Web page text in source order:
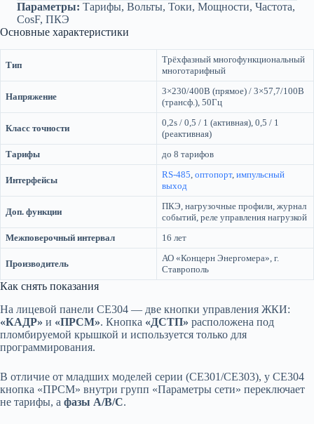
Параметры: Тарифы, Вольты, Токи, Мощности, Частота,
CosF, ПКЭ
Основные характеристики
Тип
Трёхфазный многофункциональный
многотарифный
Напряжение
3×230/400В (прямое) / 3×57,7/100В
(трансф.), 50Гц
Класс точности
0,2s / 0,5 / 1 (активная), 0,5 / 1
(реактивная)
Тарифы
до 8 тарифов
Интерфейсы
RS-485 оптопорт, импульсный
выход
Доп. функции
ПКЭ, нагрузочные профили, журнал
событий, реле управления нагрузкой
Межповерочный интервал
16 лет
Производитель
АО «Концерн Энергомера», г.
Ставрополь
Как снять показания
На лицевой панели CE304 — две кнопки управления ЖКИ:
«КАДР» и «ПРСМ». Кнопка «ДСТП» расположена под
пломбируемой крышкой и используется только для
программирования.
В отличие от младших моделей серии (CE301/CE303), у CE304
кнопка «ПРСМ» внутри групп «Параметры сети» переключает
не тарифы, а фазы A/B/C.